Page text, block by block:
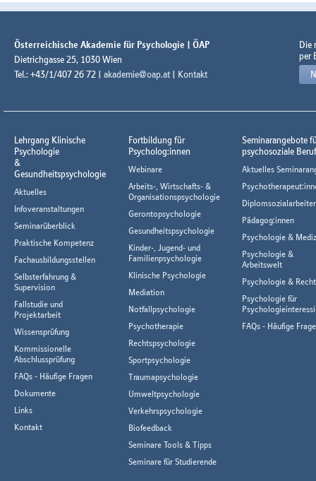
Österreichische Akademie für Psychologie | ÖAP
Dietrichgasse 25, 1030 Wien
Tel.: +43/1/407 26 72 | akademie@oap.at | Kontakt
Die
per
Lehrgang Klinische
Psychologie
&
Gesundheitspsychologie
Aktuelles
Infoveranstaltungen
Seminarüberblick
Praktische Kompetenz
Fachausbildungsstellen
Selbsterfahrung &
Supervision
Fallstudie und
Projektarbeit
Wissensprüfung
Kommissionelle
Abschlussprüfung
FAQs - Häufige Fragen
Dokumente
Links
Kontakt
Fortbildung für
Psycholog:innen
Webinare
Arbeits-, Wirtschafts- &
Organisationspsychologie
Gerontopsychologie
Gesundheitspsychologie
Kinder-, Jugend- und
Familienpsychologie
Klinische Psychologie
Mediation
Notfallpsychologie
Psychotherapie
Rechtspsychologie
Sportpsychologie
Traumapsychologie
Umweltpsychologie
Verkehrspsychologie
Biofeedback
Seminare Tools & Tipps
Seminare für Studierende
Seminarangebote
psychosoziale
Aktuelles
Pädagog:innen
Psychologie &
Psychologie &
Arbeitswelt
Psychologie & Recht
Psychologie für
FAQs - Häufige